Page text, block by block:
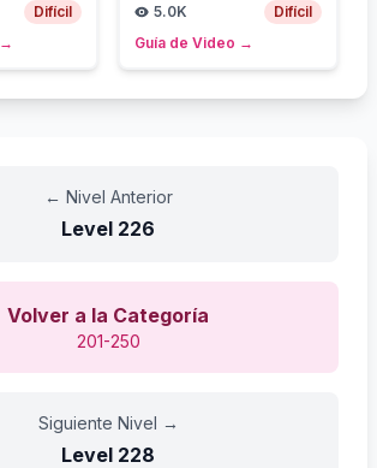
Difícil
→
5.0K
Difícil
Guía de Video →
← Nivel Anterior
Level 226
Volver a la Categoría
201-250
Siguiente Nivel →
Level 228